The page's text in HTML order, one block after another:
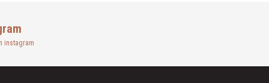
instagram